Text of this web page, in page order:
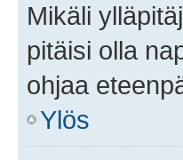
Mikäli
pitäisi olla
ohjaa
Ylös